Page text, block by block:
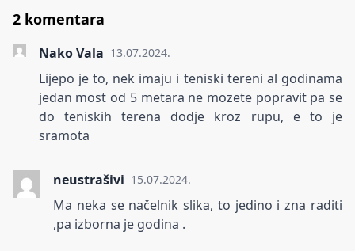
2 komentara
Nako Vala 13.07.2024.
Lijepo je to, nek imaju i teniski tereni al godinama
jedan most od 5 metara ne mozete popravit pa se
do teniskih terena dodje kroz rupu, e to je
sramota
neustrašivi 15.07.2024.
Ma neka se načelnik slika, to jedino i zna raditi
,pa izborna je godina .